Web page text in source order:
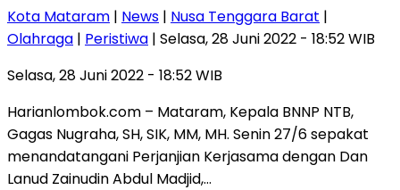
Kota Mataram | News | Nusa Tenggara Barat |
Olahraga | Peristiwa | Selasa, 28 Juni 2022 - 18:52 WIB
Selasa, 28 Juni 2022 - 18:52 WIB
Harianlombok.com – Mataram, Kepala BNNP NTB,
Gagas Nugraha, SH, SIK, MM, MH. Senin 27/6 sepakat
menandatangani Perjanjian Kerjasama dengan Dan
Lanud Zainudin Abdul Madjid,…